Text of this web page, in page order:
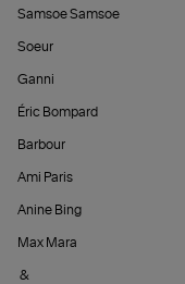
Samsoe Samsoe
Soeur
Ganni
Éric Bompard
Barbour
Ami Paris
Anine Bing
Max Mara
&